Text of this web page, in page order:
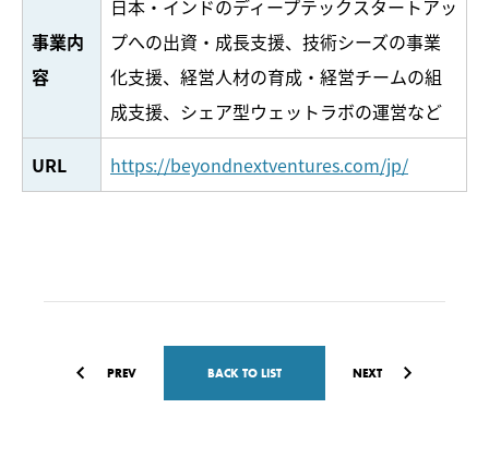
事業内
容
日本・インドのディープテックスタートアッ
プへの出資・成長支援、技術シーズの事業
化支援、経営人材の育成・経営チームの組
成支援、シェア型ウェットラボの運営など
URL https://beyondnextventures.com/jp/
PREV BACK TO LIST NEXT